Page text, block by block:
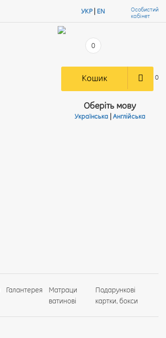
УКР| EN
Особистий
кабінет
0
Кошик 0
Оберіть мову
Українська| Англійська
Галантерея
Матраци
ватинові
Подарункові
картки, бокси